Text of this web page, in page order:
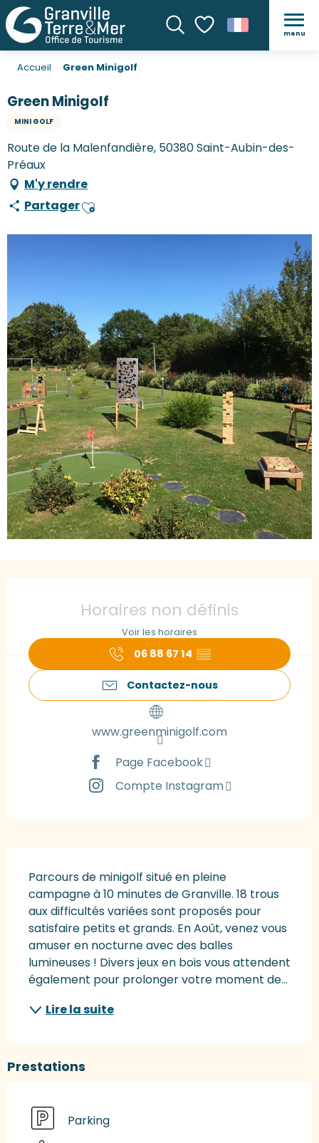
Recherche
Voir les favoris
menu
Accueil Green Minigolf
Green Minigolf
MINI GOLF
Route de la Malenfandière, 50380 Saint-Aubin-des-
Préaux
M'y rendre
PartagerAjouter aux favoris
Horaires non définis
Voir les horaires
06 88 67 14 ▒▒
Contactez-nous
www.greenminigolf.com
Page Facebook
Compte Instagram
Parcours de minigolf situé en pleine
campagne à 10 minutes de Granville. 18 trous
aux difficultés variées sont proposés pour
satisfaire petits et grands. En Août, venez vous
amuser en nocturne avec des balles
lumineuses ! Divers jeux en bois vous attendent
également pour prolonger votre moment de...
Lire la suite
Prestations
Parking